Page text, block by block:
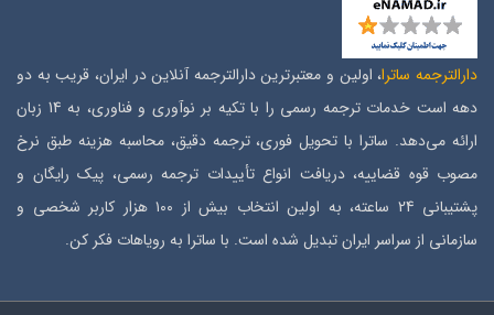
دارالترجمه ساترا، اولین و معتبرترین دارالترجمه آنلاین در ایران، قریب به دو
دهه است خدمات ترجمه رسمی را با تکیه بر نوآوری و فناوری، به 14 زبان
ارائه می‌دهد. ساترا با تحویل فوری، ترجمه دقیق، محاسبه هزینه طبق نرخ
مصوب قوه قضاییه، دریافت انواع تأییدات ترجمه رسمی، پیک رایگان و
پشتیبانی 24 ساعته، به اولین انتخاب بیش از ۱۰۰ هزار کاربر شخصی و
سازمانی از سراسر ایران تبدیل شده است. با ساترا به رویاهات فکر کن.